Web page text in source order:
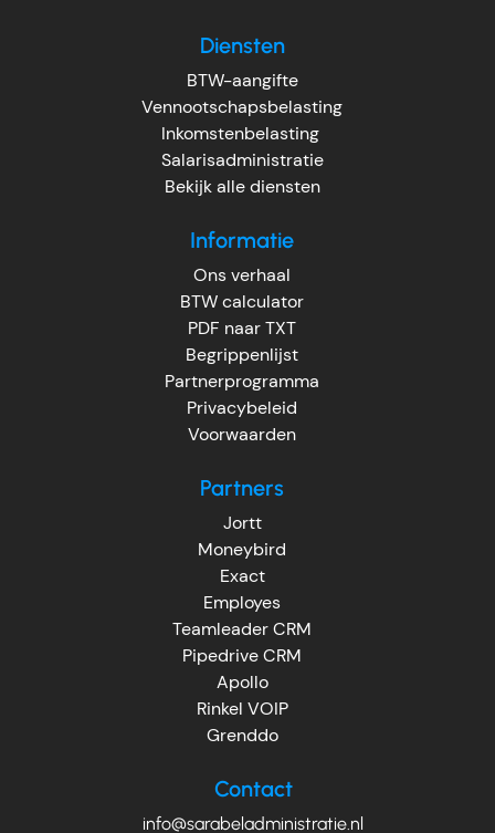
Diensten
BTW-aangifte
Vennootschapsbelasting
Inkomstenbelasting
Salarisadministratie
Bekijk alle diensten
Informatie
Ons verhaal
BTW calculator
PDF naar TXT
Begrippenlijst
Partnerprogramma
Privacybeleid
Voorwaarden
Partners
Jortt
Moneybird
Exact
Employes
Teamleader CRM
Pipedrive CRM
Apollo
Rinkel VOIP
Grenddo
Contact
info@sarabeladministratie.nl